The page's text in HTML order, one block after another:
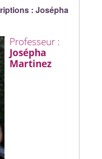
: Josépha
Professeur :
Josépha
Martinez